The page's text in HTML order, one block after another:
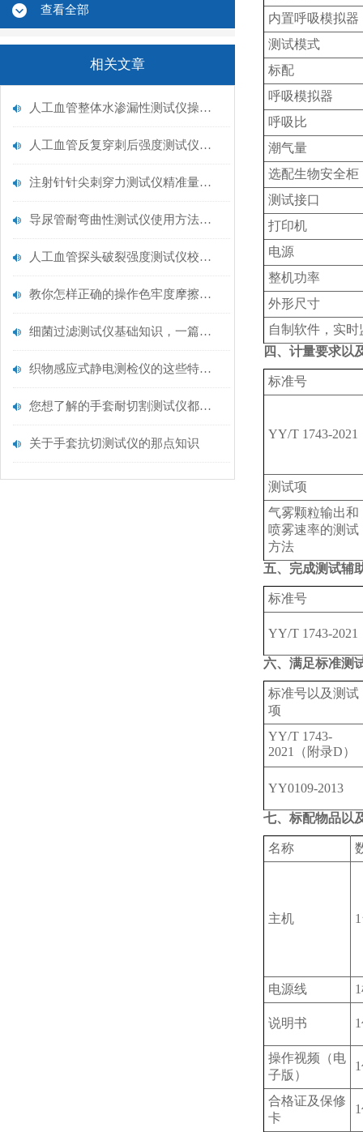
查看全部
相关文章
人工血管整体水渗漏性测试仪操作中最容易出错的步骤
人工血管反复穿刺后强度测试仪是什么？透析患者的“生命管“质量靠它把关！
注射针针尖刺穿力测试仪精准量化针尖锋利度，构筑临床安全防线
导尿管耐弯曲性测试仪使用方法与操作规范
人工血管探头破裂强度测试仪校准规范：精准赋能医疗安全的技术基准
教你怎样正确的操作色牢度摩擦测试机
细菌过滤测试仪基础知识，一篇搞定
织物感应式静电测检仪的这些特点很少有人都知道
您想了解的手套耐切割测试仪都在这里了
关于手套抗切测试仪的那点知识
内置呼吸模拟器
测试模式
标配
呼吸模拟器
呼吸比
潮气量
选配生物安全柜
测试接口‌‌
打印机
电源
整机功率
外形尺寸
自制软件，实
四、计量要求以
标准号
YY/T 1743-2021
测试项
气雾颗粒输出和
喷雾速率的测试
方法
五、完成测试辅
标准号
YY/T 1743-2021
六、满足标准测
标准号以及测试
项
YY/T 1743-
2021（附录D）
YY0109-2013
七、标配物品以
名称
主机
电源线
说明书
操作视频（电
子版）
合格证及保修
卡